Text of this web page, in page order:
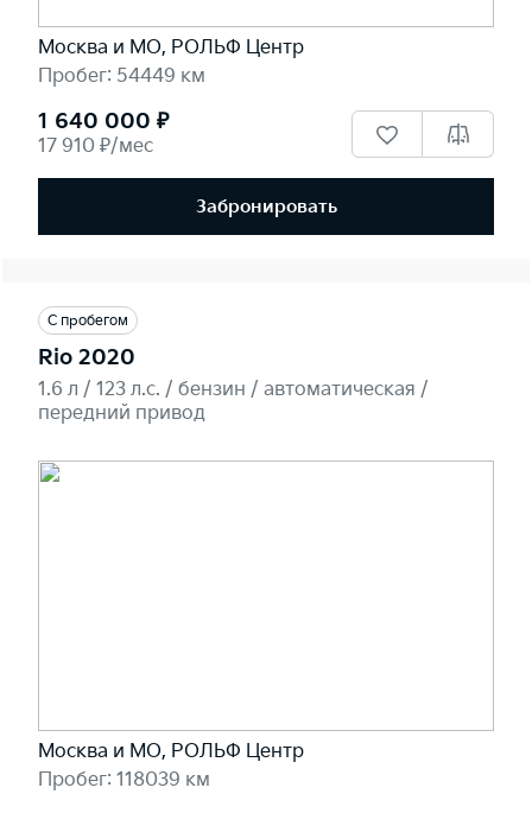
Москва и МО, РОЛЬФ Центр
Пробег: 54449 км
1 640 000 ₽
17 910 ₽/мес
Забронировать
С пробегом
Rio 2020
1.6 л / 123 л.c. / бензин / автоматическая /
передний привод
Москва и МО, РОЛЬФ Центр
Пробег: 118039 км